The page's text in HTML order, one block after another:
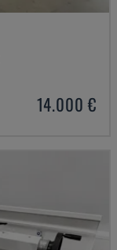
14.000 €